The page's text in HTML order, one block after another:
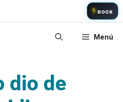
ROCK
Menú
dio de